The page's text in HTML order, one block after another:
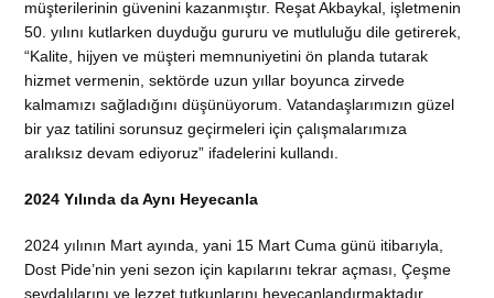
müşterilerinin güvenini kazanmıştır. Reşat Akbaykal, işletmenin
50. yılını kutlarken duyduğu gururu ve mutluluğu dile getirerek,
“Kalite, hijyen ve müşteri memnuniyetini ön planda tutarak
hizmet vermenin, sektörde uzun yıllar boyunca zirvede
kalmamızı sağladığını düşünüyorum. Vatandaşlarımızın güzel
bir yaz tatilini sorunsuz geçirmeleri için çalışmalarımıza
aralıksız devam ediyoruz” ifadelerini kullandı.
2024 Yılında da Aynı Heyecanla
2024 yılının Mart ayında, yani 15 Mart Cuma günü itibarıyla,
Dost Pide’nin yeni sezon için kapılarını tekrar açması, Çeşme
sevdalılarını ve lezzet tutkunlarını heyecanlandırmaktadır.